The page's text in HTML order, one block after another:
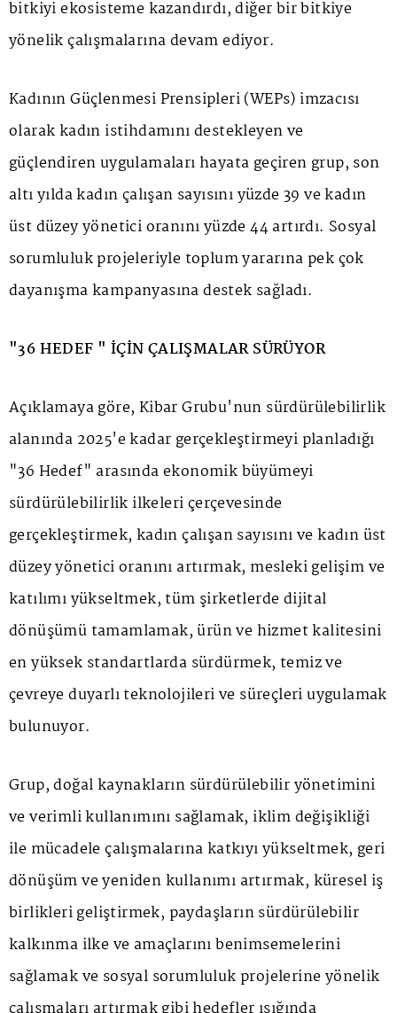
bitkiyi ekosisteme kazandırdı, diğer bir bitkiye
yönelik çalışmalarına devam ediyor.
Kadının Güçlenmesi Prensipleri (WEPs) imzacısı
olarak kadın istihdamını destekleyen ve
güçlendiren uygulamaları hayata geçiren grup, son
altı yılda kadın çalışan sayısını yüzde 39 ve kadın
üst düzey yönetici oranını yüzde 44 artırdı. Sosyal
sorumluluk projeleriyle toplum yararına pek çok
dayanışma kampanyasına destek sağladı.
"36 HEDEF " İÇİN ÇALIŞMALAR SÜRÜYOR
Açıklamaya göre, Kibar Grubu'nun sürdürülebilirlik
alanında 2025'e kadar gerçekleştirmeyi planladığı
"36 Hedef" arasında ekonomik büyümeyi
sürdürülebilirlik ilkeleri çerçevesinde
gerçekleştirmek, kadın çalışan sayısını ve kadın üst
düzey yönetici oranını artırmak, mesleki gelişim ve
katılımı yükseltmek, tüm şirketlerde dijital
dönüşümü tamamlamak, ürün ve hizmet kalitesini
en yüksek standartlarda sürdürmek, temiz ve
çevreye duyarlı teknolojileri ve süreçleri uygulamak
bulunuyor.
Grup, doğal kaynakların sürdürülebilir yönetimini
ve verimli kullanımını sağlamak, iklim değişikliği
ile mücadele çalışmalarına katkıyı yükseltmek, geri
dönüşüm ve yeniden kullanımı artırmak, küresel iş
birlikleri geliştirmek, paydaşların sürdürülebilir
kalkınma ilke ve amaçlarını benimsemelerini
sağlamak ve sosyal sorumluluk projelerine yönelik